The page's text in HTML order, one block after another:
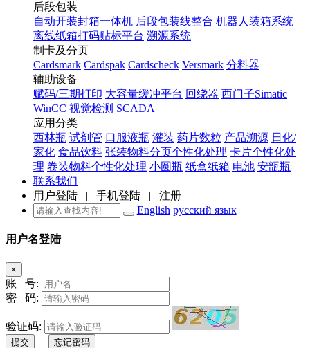
后段包装
自动开装封箱一体机 后段包装线整合 机器人装箱系统
离线纸箱打码贴标平台 溯源系统
制卡及分页
Cardsmark Cardspak Cardscheck Versmark 分料器
辅助设备
赋码/三期打印 大容量缓冲平台 回绕器 西门子Simatic
WinCC 视觉检测 SCADA
应用分类
西林瓶 试剂管 口服液瓶 灌装 药片数粒 产品溯源 日化/
家化 食品饮料 张装物料分页个性化处理 卡片个性化处
理 卷装物料个性化处理 小圆瓶 纸盒纸箱 电池 安瓿瓶
联系我们
用户登陆 | 手机登陆 | 注册
English русский язык
用户名登陆
×
账 号:
密 码:
验证码:
提交 忘记密码